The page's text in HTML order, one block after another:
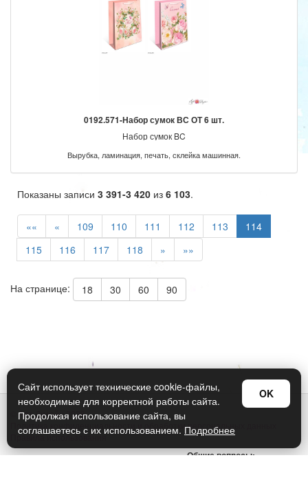
0192.571-Набор сумок ВС ОТ 6 шт.
Набор сумок BC
Вырубка, ламинация, печать, склейка машинная.
Показаны записи 3 391-3 420 из 6 103.
«« « 109 110 111 112 113
114
115
116 117 118 » »»
На странице: 18 30 60 90
© Арт Дизайн 2026
Политика конфиденциальности и обработки персональных данных
Правила использования
Общие вопросы:
Сайт использует технические cookie-файлы,
необходимые для корректной работы сайта.
Продолжая использование сайта, вы
соглашаетесь с их использованием. Подробнее
OK